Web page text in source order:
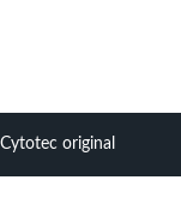
original